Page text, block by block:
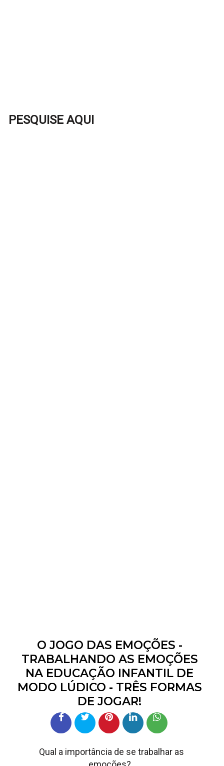
PESQUISE AQUI
O JOGO DAS EMOÇÕES -
TRABALHANDO AS EMOÇÕES
NA EDUCAÇÃO INFANTIL DE
MODO LÚDICO - TRÊS FORMAS
DE JOGAR!
Qual a importância de se trabalhar as